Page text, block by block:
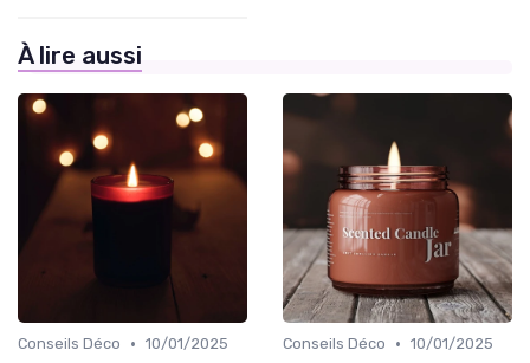
À lire aussi
Conseils Déco • 10/01/2025
Conseils Déco • 10/01/2025